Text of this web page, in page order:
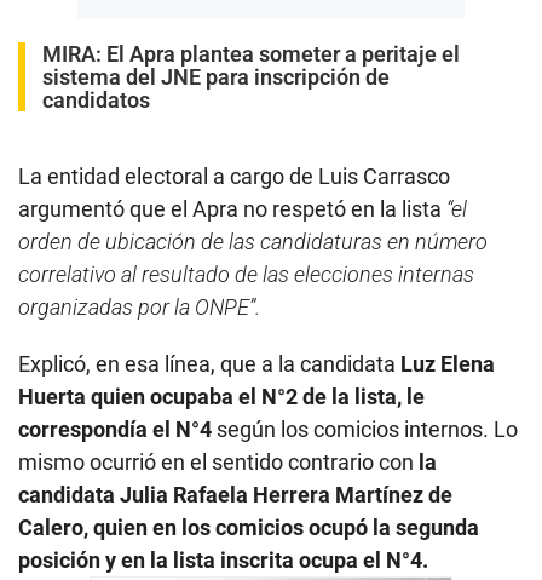
MIRA: El Apra plantea someter a peritaje el
sistema del JNE para inscripción de
candidatos
La entidad electoral a cargo de Luis Carrasco
argumentó que el Apra no respetó en la lista “el
orden de ubicación de las candidaturas en número
correlativo al resultado de las elecciones internas
organizadas por la ONPE”.
Explicó, en esa línea, que a la candidata Luz Elena
Huerta quien ocupaba el N°2 de la lista, le
correspondía el N°4 según los comicios internos. Lo
mismo ocurrió en el sentido contrario con la
candidata Julia Rafaela Herrera Martínez de
Calero, quien en los comicios ocupó la segunda
posición y en la lista inscrita ocupa el N°4.